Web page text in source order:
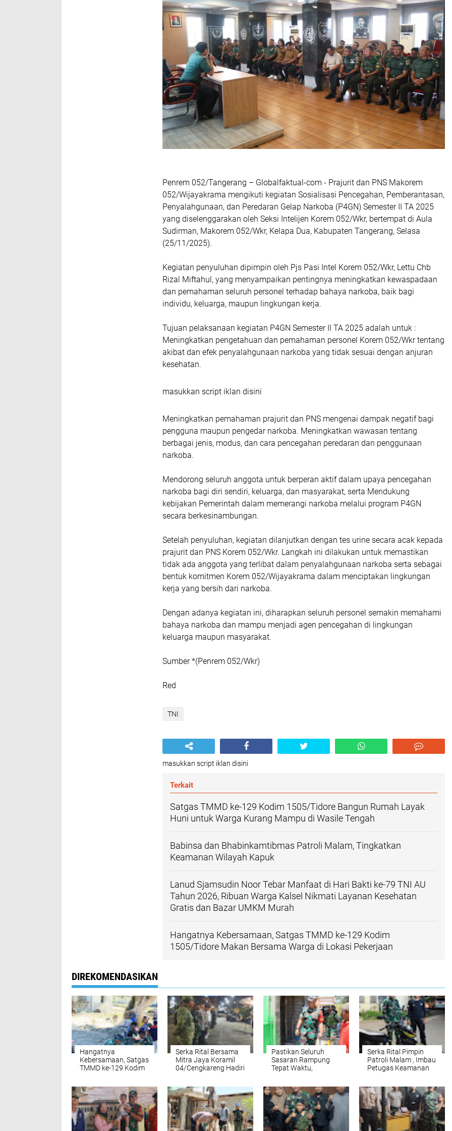
Penrem 052/Tangerang – Globalfaktual-com - Prajurit dan PNS Makorem
052/Wijayakrama mengikuti kegiatan Sosialisasi Pencegahan, Pemberantasan,
Penyalahgunaan, dan Peredaran Gelap Narkoba (P4GN) Semester II TA 2025
yang diselenggarakan oleh Seksi Intelijen Korem 052/Wkr, bertempat di Aula
Sudirman, Makorem 052/Wkr, Kelapa Dua, Kabupaten Tangerang, Selasa
(25/11/2025).
Kegiatan penyuluhan dipimpin oleh Pjs Pasi Intel Korem 052/Wkr, Lettu Chb
Rizal Miftahul, yang menyampaikan pentingnya meningkatkan kewaspadaan
dan pemahaman seluruh personel terhadap bahaya narkoba, baik bagi
individu, keluarga, maupun lingkungan kerja.
Tujuan pelaksanaan kegiatan P4GN Semester II TA 2025 adalah untuk :
Meningkatkan pengetahuan dan pemahaman personel Korem 052/Wkr tentang
akibat dan efek penyalahgunaan narkoba yang tidak sesuai dengan anjuran
kesehatan.
masukkan script iklan disini
Meningkatkan pemahaman prajurit dan PNS mengenai dampak negatif bagi
pengguna maupun pengedar narkoba. Meningkatkan wawasan tentang
berbagai jenis, modus, dan cara pencegahan peredaran dan penggunaan
narkoba.
Mendorong seluruh anggota untuk berperan aktif dalam upaya pencegahan
narkoba bagi diri sendiri, keluarga, dan masyarakat, serta Mendukung
kebijakan Pemerintah dalam memerangi narkoba melalui program P4GN
secara berkesinambungan.
Setelah penyuluhan, kegiatan dilanjutkan dengan tes urine secara acak kepada
prajurit dan PNS Korem 052/Wkr. Langkah ini dilakukan untuk memastikan
tidak ada anggota yang terlibat dalam penyalahgunaan narkoba serta sebagai
bentuk komitmen Korem 052/Wijayakrama dalam menciptakan lingkungan
kerja yang bersih dari narkoba.
Dengan adanya kegiatan ini, diharapkan seluruh personel semakin memahami
bahaya narkoba dan mampu menjadi agen pencegahan di lingkungan
keluarga maupun masyarakat.
Sumber *(Penrem 052/Wkr)
Red
TNI
masukkan script iklan disini
Terkait
Satgas TMMD ke-129 Kodim 1505/Tidore Bangun Rumah Layak
Huni untuk Warga Kurang Mampu di Wasile Tengah
Babinsa dan Bhabinkamtibmas Patroli Malam, Tingkatkan
Keamanan Wilayah Kapuk
Lanud Sjamsudin Noor Tebar Manfaat di Hari Bakti ke-79 TNI AU
Tahun 2026, Ribuan Warga Kalsel Nikmati Layanan Kesehatan
Gratis dan Bazar UMKM Murah
Hangatnya Kebersamaan, Satgas TMMD ke-129 Kodim
1505/Tidore Makan Bersama Warga di Lokasi Pekerjaan
DIREKOMENDASIKAN
Hangatnya
Kebersamaan, Satgas
TMMD ke-129 Kodim
Lokasi Pekerjaan
Serka Rital Bersama
Mitra Jaya Koramil
04/Cengkareng Hadiri
Pastikan Seluruh
Sasaran Rampung
Tepat Waktu,
1505/Tidore Awasi
Langsung Progres
Pembangunan
Serka Rital Pimpin
Patroli Malam , Imbau
Petugas Keamanan